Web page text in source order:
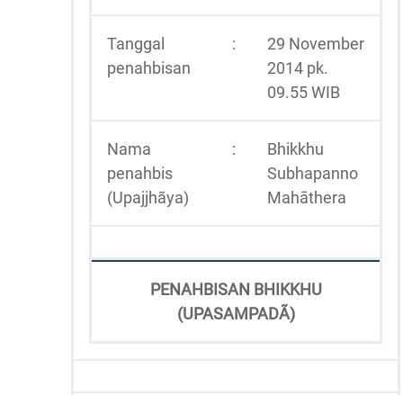
Tanggal
penahbisan
:
29 November
2014 pk.
09.55 WIB
Nama
penahbis
(Upajjhãya)
:
Bhikkhu
Subhapanno
Mahāthera
PENAHBISAN BHIKKHU
(UPASAMPADÃ)